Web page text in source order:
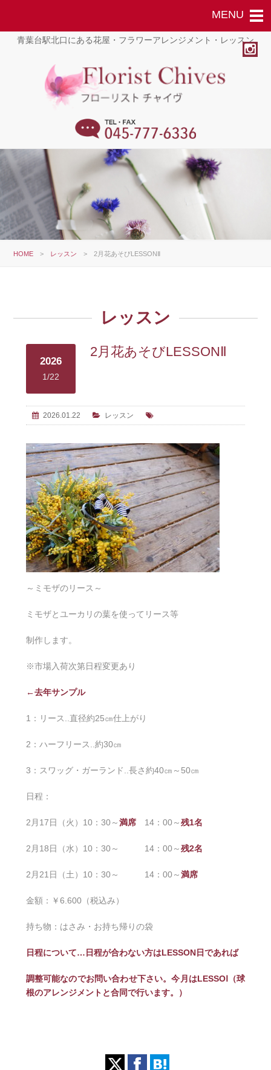
青葉台駅北口にある花屋・フラワーアレンジメント・レッスン
HOME > レッスン >2月花あそびLESSONⅡ
レッスン
2026
1/22
2月花あそびLESSONⅡ
2026.01.22 レッスン
～ミモザのリース～
ミモザとユーカリの葉を使ってリース等
制作します。
※市場入荷次第日程変更あり
←去年サンプル
1：リース..直径約25㎝仕上がり
2：ハーフリース..約30㎝
3：スワッグ・ガーランド..長さ約40㎝～50㎝
日程：
2月17日（火）10：30～満席14：00～残1名
2月18日（水）10：30～ 14：00～残2名
2月21日（土）10：30～ 14：00～満席
金額：￥6.600（税込み）
持ち物：はさみ・お持ち帰りの袋
日程について…日程が合わない方はLESSON日であれば
調整可能なのでお問い合わせ下さい。今月はLESSOⅠ（球
根のアレンジメントと合同で行います。）